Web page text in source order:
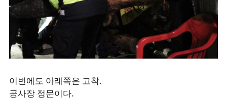
이번에도 아래쪽은 고착.
공사장 정문이다.